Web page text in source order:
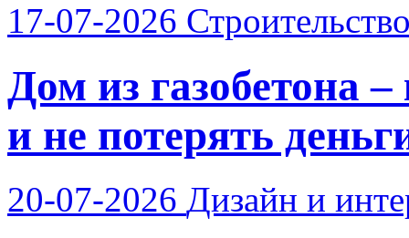
17-07-2026
Дом из газобетона
и не потерять
20-07-2026 Дизайн и